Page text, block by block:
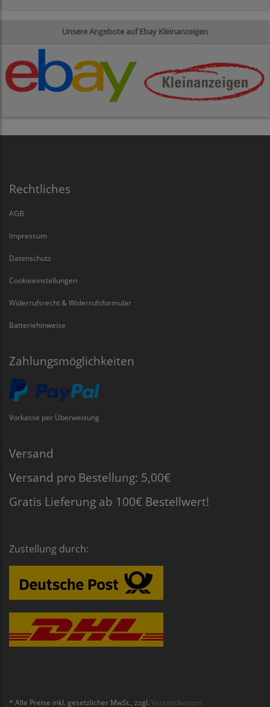
Unsere Angebote auf Ebay Kleinanzeigen
Rechtliches
AGB
Impressum
Datenschutz
Cookieeinstellungen
Widerrufsrecht & Widerrufsformular
Batteriehinweise
Zahlungsmöglichkeiten
Vorkasse per Überweisung
Versand
Versand pro Bestellung: 5,00€
Gratis Lieferung ab 100€ Bestellwert!
Zustellung durch:
* Alle Preise inkl. gesetzlicher MwSt., zzgl. Versandkosten